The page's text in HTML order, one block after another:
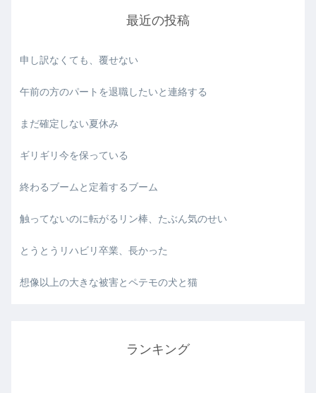
最近の投稿
申し訳なくても、覆せない
午前の方のパートを退職したいと連絡する
まだ確定しない夏休み
ギリギリ今を保っている
終わるブームと定着するブーム
触ってないのに転がるリン棒、たぶん気のせい
とうとうリハビリ卒業、長かった
想像以上の大きな被害とペテモの犬と猫
ランキング